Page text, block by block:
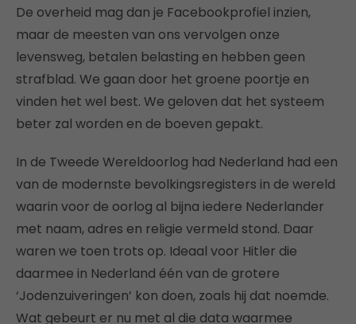
De overheid mag dan je Facebookprofiel inzien,
maar de meesten van ons vervolgen onze
levensweg, betalen belasting en hebben geen
strafblad. We gaan door het groene poortje en
vinden het wel best. We geloven dat het systeem
beter zal worden en de boeven gepakt.
In de Tweede Wereldoorlog had Nederland had een
van de modernste bevolkingsregisters in de wereld
waarin voor de oorlog al bijna iedere Nederlander
met naam, adres en religie vermeld stond. Daar
waren we toen trots op. Ideaal voor Hitler die
daarmee in Nederland één van de grotere
‘Jodenzuiveringen’ kon doen, zoals hij dat noemde.
Wat gebeurt er nu met al die data waarmee